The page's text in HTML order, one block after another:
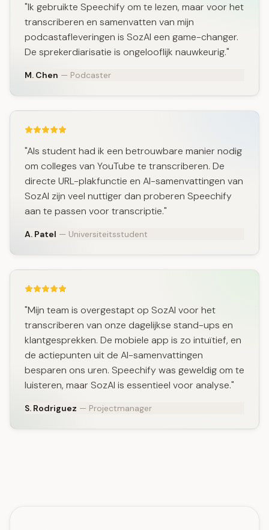
"Ik gebruikte Speechify om te lezen, maar voor het
transcriberen en samenvatten van mijn
podcastafleveringen is SozAI een game-changer.
De sprekerdiarisatie is ongelooflijk nauwkeurig."
M. Chen — Podcaster
"Als student had ik een betrouwbare manier nodig
om colleges van YouTube te transcriberen. De
directe URL-plakfunctie en AI-samenvattingen van
SozAI zijn veel nuttiger dan proberen Speechify
aan te passen voor transcriptie."
A. Patel — Universiteitsstudent
"Mijn team is overgestapt op SozAI voor het
transcriberen van onze dagelijkse stand-ups en
klantgesprekken. De mobiele app is zo intuïtief, en
de actiepunten uit de AI-samenvattingen
besparen ons uren. Speechify was geweldig om te
luisteren, maar SozAI is essentieel voor analyse."
S. Rodriguez — Projectmanager